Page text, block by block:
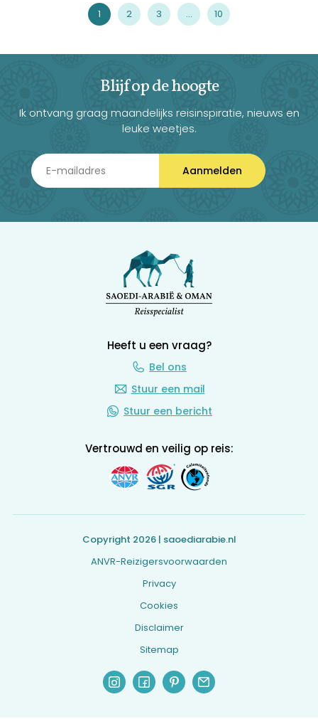
1 2 3 … 10
Blijf op de hoogte
Ik ontvang graag maandelijks reisinspiratie, nieuws en
leuke weetjes.
Aanmelden
Heeft u een vraag?
Bel ons
Stuur een mail
Stuur een bericht
Vertrouwd en veilig op reis:
Copyright 2026 | saoediarabie.nl
ANVR-Reizigersvoorwaarden
Privacy
Cookies
Disclaimer
Sitemap